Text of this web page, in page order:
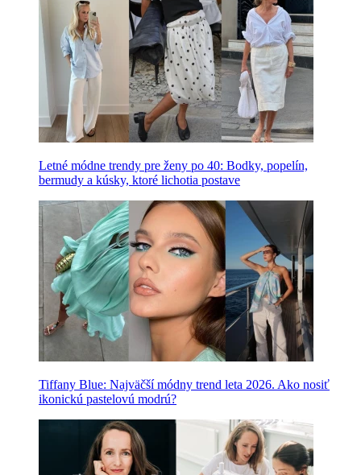
Letné módne trendy pre ženy po 40: Bodky, popelín,
bermudy a kúsky, ktoré lichotia postave
Tiffany Blue: Najväčší módny trend leta 2026. Ako nosiť
ikonickú pastelovú modrú?